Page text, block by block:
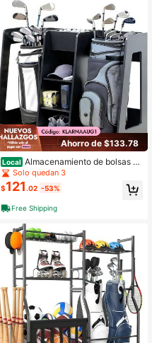
Ahorro de $133.78
Local Almacenamiento de bolsas de
golf para garaje
Solo quedan 3
$121 .02 -53%
Free Shipping